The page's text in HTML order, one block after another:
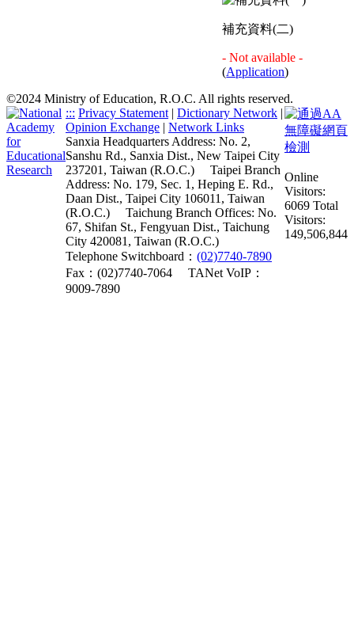
補充資料(二)
- Not available -
(Application)
©2024 Ministry of Education, R.O.C. All rights reserved.
::: Privacy Statement | Dictionary Network |
Opinion Exchange | Network Links
Sanxia Headquarters Address: No. 2,
Sanshu Rd., Sanxia Dist., New Taipei City
237201, Taiwan (R.O.C.)
Taipei Branch
Address: No. 179, Sec. 1, Heping E. Rd.,
Daan Dist., Taipei City 106011, Taiwan
(R.O.C.)
Taichung Branch Offices: No.
67, Shifan St., Fengyuan Dist., Taichung
City 420081, Taiwan (R.O.C.)
Telephone Switchboard： (02)7740-7890
Fax：(02)7740-7064
TANet VoIP：
9009-7890
Online
Visitors:
6069 Total
Visitors:
149,506,844